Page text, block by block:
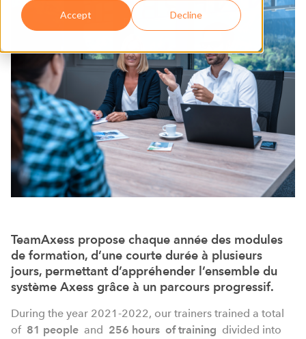
Accept Decline
TeamAxess propose chaque année des modules
de formation, d’une courte durée à plusieurs
jours, permettant d’appréhender l’ensemble du
système Axess grâce à un parcours progressif.
During the year 2021-2022, our trainers trained a total
of 81 people and 256 hours of training divided into